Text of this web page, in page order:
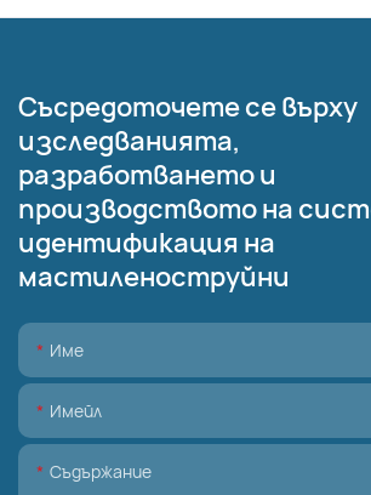
Съсредоточете се върху
изследванията,
разработването и
производството на
идентификация на
мастиленоструйни
Име
Имейл
Съдържание